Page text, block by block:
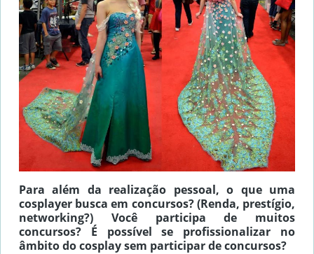
Para além da realização pessoal, o que uma
cosplayer busca em concursos? (Renda, prestígio,
networking?) Você participa de muitos
concursos? É possível se profissionalizar no
âmbito do cosplay sem participar de concursos?